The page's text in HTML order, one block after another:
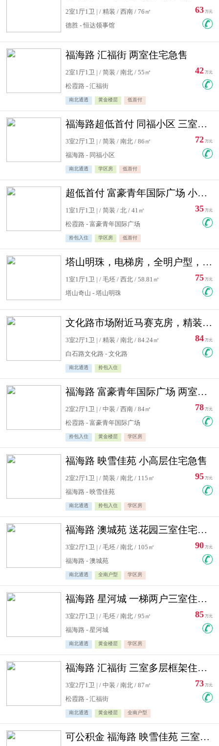
2室1厅1卫 | / 精装 / 西南 / 76㎡
德胜 - 恒达领事馆
63 万元
福海路 汇福街 两室住宅急售
2室1厅1卫 | / 简装 / 南北 / 55㎡
松霞路 - 汇福街
南北通透 黄金楼层 低首付
42 万元
福海路超低首付 同福小区 三室住宅急售
3室2厅1卫 | / 简装 / 南北 / 86㎡
福海路 - 同福小区
南北通透 学区房 低首付
72 万元
超低首付 富豪青年国际广场 小高层住宅急售
1室1厅1卫 | / 简装 / 北 / 41㎡
松霞路 - 富豪青年国际广场
拎包入住 学区房 低首付
35 万元
塔山明珠，电梯房，全明户型，视野好，毛坯房，看房有钥匙
1室1厅1卫 | / 毛坯 / 西北 / 58.81㎡
塔山奇山 - 塔山明珠
75 万元
文化路市场附近马赛克房，精装修三居室，南北通透，实用面积大
3室2厅1卫 | / 精装 / 南北 / 84.24㎡
白石路文化路 - 文化路
南北通透 拎包入住
84 万元
福海路 富豪青年国际广场 两室住宅急售
2室2厅1卫 | / 中装 / 西南 / 84㎡
松霞路 - 富豪青年国际广场
拎包入住 黄金楼层 学区房
78 万元
福海路 映雪佳苑 小高层住宅急售
2室2厅1卫 | / 简装 / 南北 / 115㎡
福海路 - 映雪佳苑
南北通透 拎包入住 学区房
95 万元
福海路 澳城苑 送花园三室住宅急售
3室2厅1卫 | / 毛坯 / 南北 / 105㎡
福海路 - 澳城苑
南北通透 全南户型 学区房
90 万元
福海路 星河城 一梯两户三室住宅急售
3室2厅1卫 | / 毛坯 / 南北 / 95㎡
福海路 - 星河城
南北通透 黄金楼层 学区房
85 万元
福海路 汇福街 三室多层框架住宅急售
3室2厅1卫 | / 中装 / 南北 / 87㎡
松霞路 - 汇福街
南北通透 黄金楼层 全南户型
73 万元
可公积金 福海路 映雪佳苑 三室住宅急售送小棚